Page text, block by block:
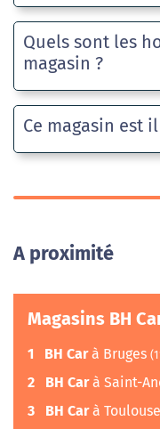
Quels sont les
magasin ?
Ce magasin est
A proximité
Magasins BH
1 BH Carà Bruges
2 BH Carà Saint-
3 BH Carà Toulouse